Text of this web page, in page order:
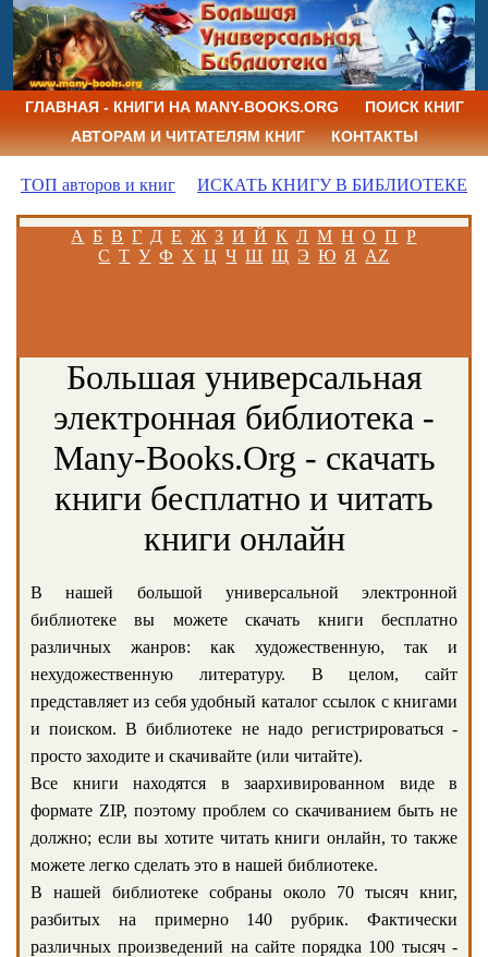
ГЛАВНАЯ - КНИГИ НА MANY-BOOKS.ORG
ПОИСК КНИГ
АВТОРАМ И ЧИТАТЕЛЯМ КНИГ
КОНТАКТЫ
ТОП авторов и книг ИСКАТЬ КНИГУ В БИБЛИОТЕКЕ
А Б В Г Д Е Ж З И Й К Л М Н О П Р
С Т У Ф Х Ц Ч Ш Щ Э Ю Я AZ
Большая универсальная
электронная библиотека -
Many-Books.Org - скачать
книги бесплатно и читать
книги онлайн
В нашей большой универсальной электронной
библиотеке вы можете скачать книги бесплатно
различных жанров: как художественную, так и
нехудожественную литературу. В целом, сайт
представляет из себя удобный каталог ссылок с книгами
и поиском. В библиотеке не надо регистрироваться -
просто заходите и скачивайте (или читайте).
Все книги находятся в заархивированном виде в
формате ZIP, поэтому проблем со скачиванием быть не
должно; если вы хотите читать книги онлайн, то также
можете легко сделать это в нашей библиотеке.
В нашей библиотеке собраны около 70 тысяч книг,
разбитых на примерно 140 рубрик. Фактически
различных произведений на сайте порядка 100 тысяч -